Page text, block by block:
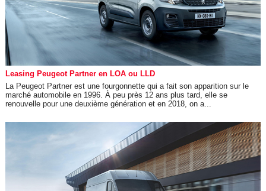
Leasing Peugeot Partner en LOA ou LLD
La Peugeot Partner est une fourgonnette qui a fait son apparition sur le
marché automobile en 1996. À peu près 12 ans plus tard, elle se
renouvelle pour une deuxième génération et en 2018, on a...